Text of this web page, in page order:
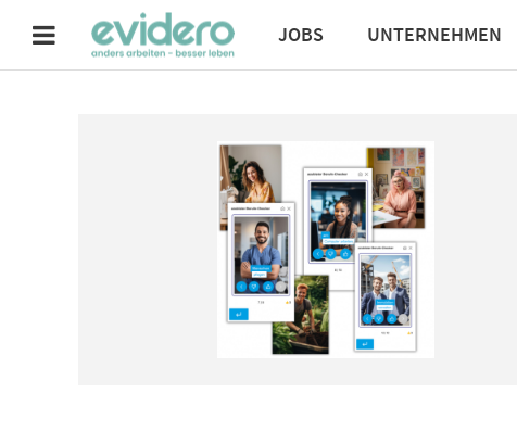
JOBS UNTERNEHMEN